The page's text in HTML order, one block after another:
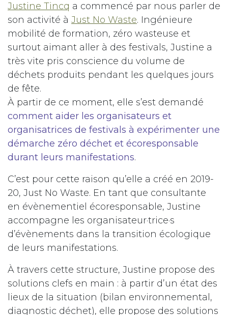
Justine Tincq a commencé par nous parler de
son activité à Just No Waste. Ingénieure
mobilité de formation, zéro wasteuse et
surtout aimant aller à des festivals, Justine a
très vite pris conscience du volume de
déchets produits pendant les quelques jours
de fête.
À partir de ce moment, elle s’est demandé
comment aider les organisateurs et
organisatrices de festivals à expérimenter une
démarche zéro déchet et écoresponsable
durant leurs manifestations.
C’est pour cette raison qu’elle a créé en 2019-
20, Just No Waste. En tant que consultante
en évènementiel écoresponsable, Justine
accompagne les organisateur·trice·s
d’évènements dans la transition écologique
de leurs manifestations.
À travers cette structure, Justine propose des
solutions clefs en main : à partir d’un état des
lieux de la situation (bilan environnemental,
diagnostic déchet), elle propose des solutions